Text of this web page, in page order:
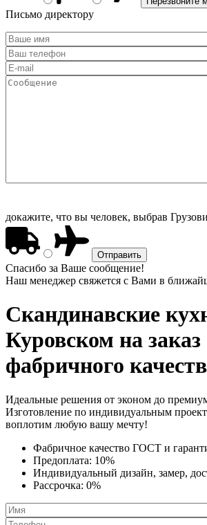
Письмо директору
докажите, что вы человек, выбрав
Спасибо за Ваше сообщение!
Наш менеджер свяжется с Вами в
Скандинавские
Куровском на заказ
фабричного
Идеальные решения от эконом до
Изготовление по индивидуальным
воплотим любую вашу мечту!
Фабричное качество ГОСТ и
Предоплата: 10%
Индивидуальный дизайн, замер,
Рассрочка: 0%